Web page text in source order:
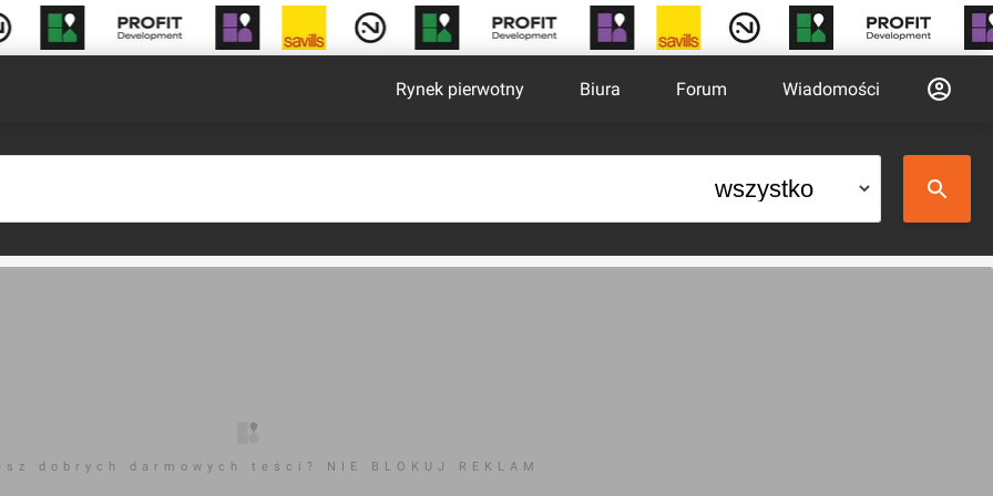
Rynek pierwotny Biura Forum Wiadomości
dobrych darmowych teści? NIE BLOKUJ REKLAM